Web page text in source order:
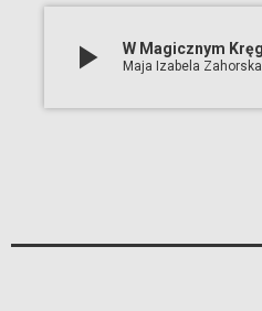
play_arrow Maja Izabela Zahorska